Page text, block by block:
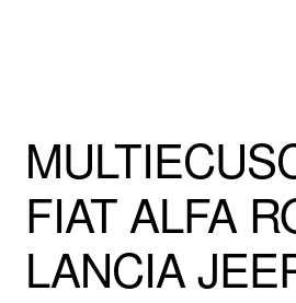
FIAT ALFA
LANCIA